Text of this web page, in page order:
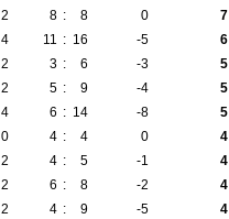
2 8 : 8 0
7
4 11 : 16 -5
6
2 3 : 6 -3
5
2 5 : 9 -4
5
4 6 : 14 -8
5
0 4 : 4 0
4
2 4 : 5 -1
4
2 6 : 8 -2
4
2 4 : 9 -5
4